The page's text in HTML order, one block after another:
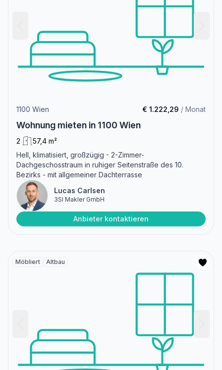
1100 Wien € 1.222,29 / Monat
Wohnung mieten in 1100 Wien
2
57,4 m²
Hell, klimatisiert, großzügig - 2-Zimmer-
Dachgeschosstraum in ruhiger Seitenstraße des 10.
Bezirks - mit allgemeiner Dachterrasse
Lucas Carlsen
3SI Makler GmbH
Anbieter kontaktieren
Möbliert Altbau